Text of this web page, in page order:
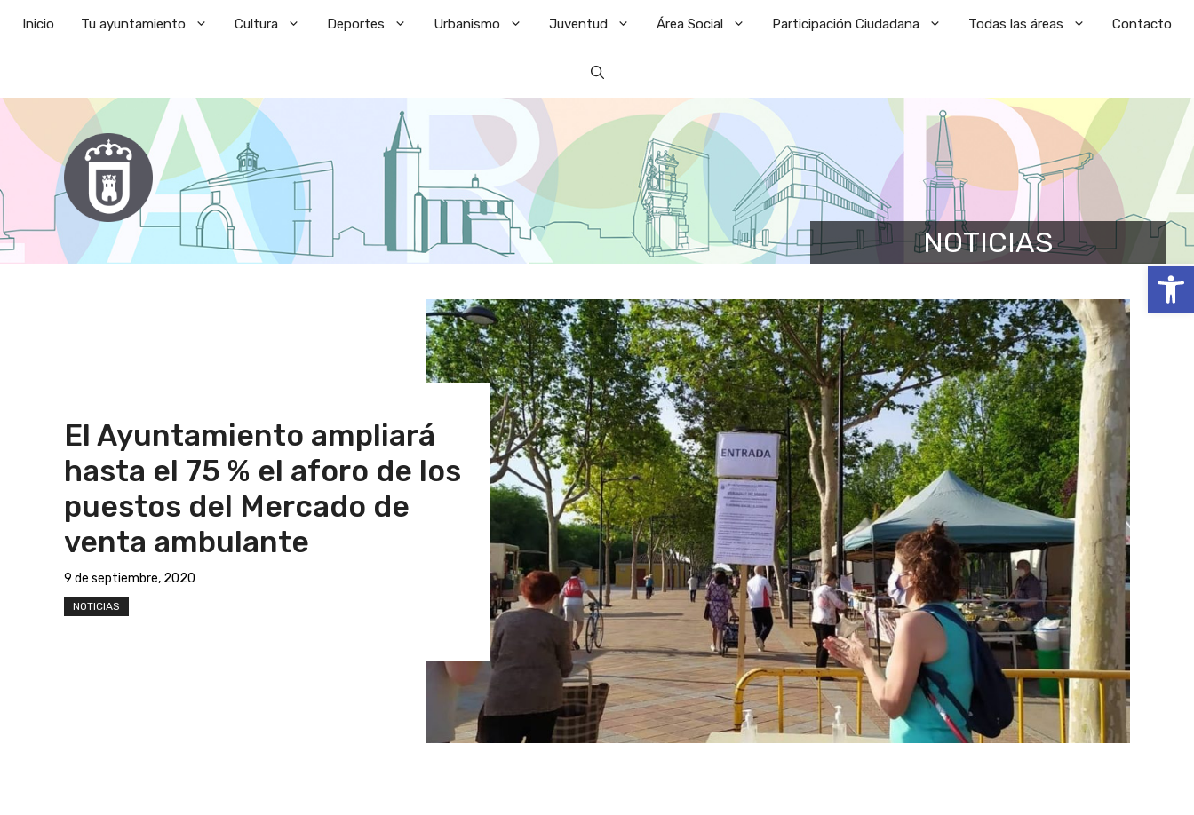
Abrir
Inicio Tu ayuntamiento Cultura Deportes Urbanismo Juventud Área Social Participación Ciudadana Todas las áreas Contacto
NOTICIAS
El Ayuntamiento ampliará
hasta el 75 % el aforo de los
puestos del Mercado de
venta ambulante
9 de septiembre, 2020
NOTICIAS